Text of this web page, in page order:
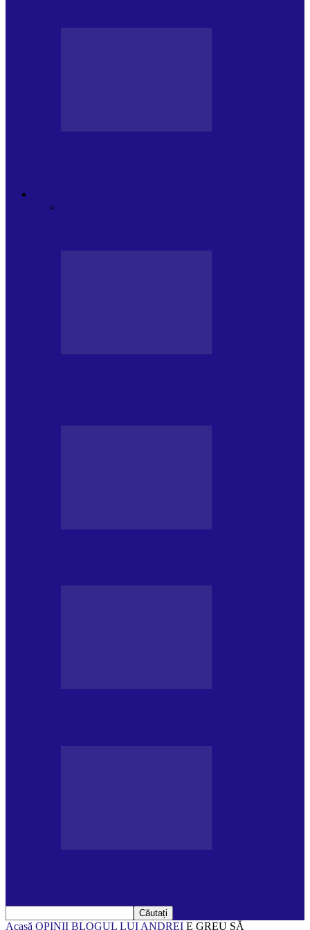
Acasă OPINII BLOGUL LUI ANDREI E GREU SĂ